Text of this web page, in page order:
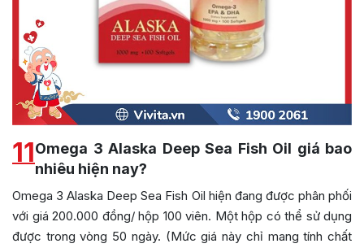
11Omega 3 Alaska Deep Sea Fish Oil giá bao
nhiêu hiện nay?
Omega 3 Alaska Deep Sea Fish Oil hiện đang được phân phối
với giá 200.000 đồng/ hộp 100 viên. Một hộp có thể sử dụng
được trong vòng 50 ngày. (Mức giá này chỉ mang tính chất